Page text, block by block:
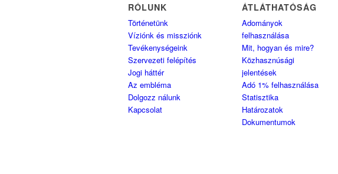
RÓLUNK
Történetünk
Víziónk és missziónk
Tevékenységeink
Szervezeti felépítés
Jogi háttér
Az embléma
Dolgozz nálunk
Kapcsolat
ÁTLÁTHATÓSÁG
Adományok
felhasználása
Mit, hogyan és mire?
Közhasznúsági
jelentések
Adó 1% felhasználása
Statisztika
Határozatok
Dokumentumok